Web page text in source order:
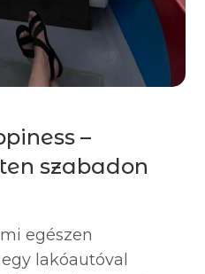
–
szabadon
egészen
lakóautóval